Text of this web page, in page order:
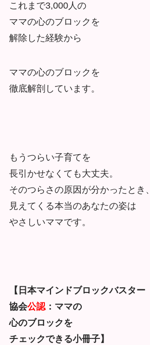
これまで3,000人の
ママの心のブロックを
解除した経験から
ママの心のブロックを
徹底解剖しています。
もうつらい子育てを
長引かせなくても大丈夫。
そのつらさの原因が分かったとき、
見えてくる本当のあなたの姿は
やさしいママです。
【日本マインドブロックバスター
協会公認：ママの
心のブロックを
チェックできる小冊子】